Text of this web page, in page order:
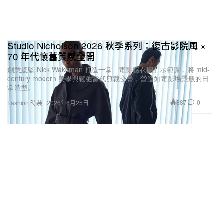
Fashion 時裝
Studio Nicholson 2026 秋季系列：復古影院風 ×
70 年代懷舊質感全開
創意總監 Nick Wakeman 打造一堂「電影感衣櫥」示範課，將 mid-
century modern 美學與鬆弛當代剪裁交疊，營造如電影場景般的日
常造型。
2026年6月25日 887 0